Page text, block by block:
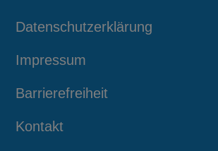
Datenschutzerklärung
Impressum
Barrierefreiheit
Kontakt